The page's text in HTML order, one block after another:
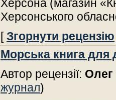
Херсона (магазин
Херсонського
[Згорнути рецензію
Морська книга для
Автор рецензії: Олег
журнал)